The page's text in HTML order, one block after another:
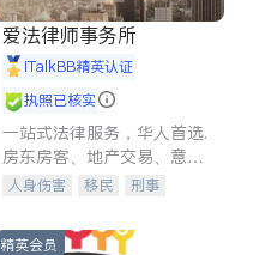
爱法律师事务所
iTalkBB精英认证
执照已核实
一站式法律服务，华人首选.
房东房客、地产交易、意外
伤害、车祸重伤、商业诉
建筑合同、刑事案件全包办
人身伤害 移民
刑事
信托/遗嘱
商业
精英会员